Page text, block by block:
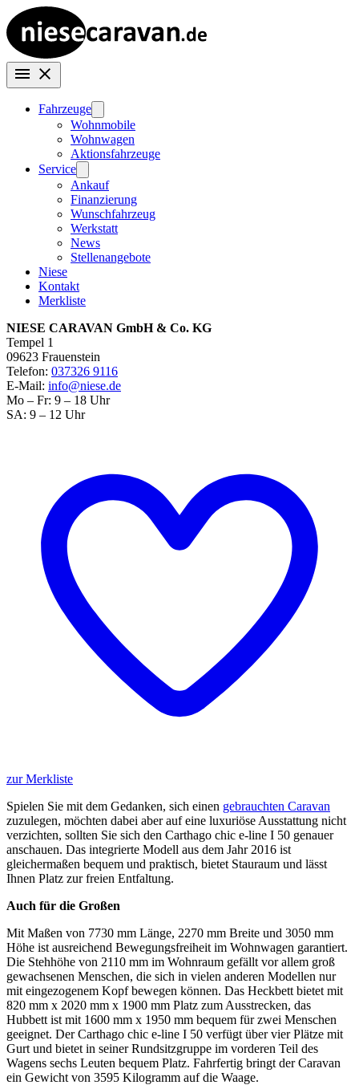
Fahrzeuge
Wohnmobile
Wohnwagen
Aktionsfahrzeuge
Service
Ankauf
Finanzierung
Wunschfahrzeug
Werkstatt
News
Stellenangebote
Niese
Kontakt
Merkliste
NIESE CARAVAN GmbH & Co. KG
Tempel 1
09623 Frauenstein
Telefon: 037326 9116
E-Mail: info@niese.de
Mo – Fr: 9 – 18 Uhr
SA: 9 – 12 Uhr
zur Merkliste
Spielen Sie mit dem Gedanken, sich einen gebrauchten Caravan
zuzulegen, möchten dabei aber auf eine luxuriöse Ausstattung nicht
verzichten, sollten Sie sich den Carthago chic e-line I 50 genauer
anschauen. Das integrierte Modell aus dem Jahr 2016 ist
gleichermaßen bequem und praktisch, bietet Stauraum und lässt
Ihnen Platz zur freien Entfaltung.
Auch für die Großen
Mit Maßen von 7730 mm Länge, 2270 mm Breite und 3050 mm
Höhe ist ausreichend Bewegungsfreiheit im Wohnwagen garantiert.
Die Stehhöhe von 2110 mm im Wohnraum gefällt vor allem groß
gewachsenen Menschen, die sich in vielen anderen Modellen nur
mit eingezogenem Kopf bewegen können. Das Heckbett bietet mit
820 mm x 2020 mm x 1900 mm Platz zum Ausstrecken, das
Hubbett ist mit 1600 mm x 1950 mm bequem für zwei Menschen
geeignet. Der Carthago chic e-line I 50 verfügt über vier Plätze mit
Gurt und bietet in seiner Rundsitzgruppe im vorderen Teil des
Wagens sechs Leuten bequem Platz. Fahrfertig bringt der Caravan
ein Gewicht von 3595 Kilogramm auf die Waage.